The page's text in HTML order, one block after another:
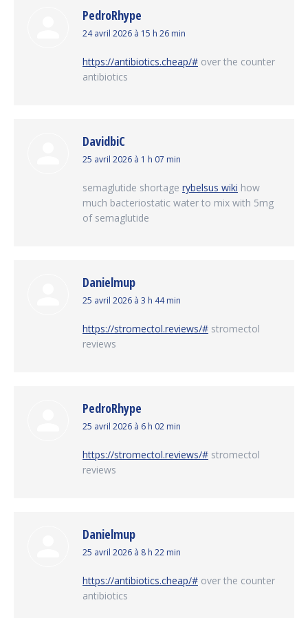
PedroRhype
dit
24 avril 2026 à 15 h 26 min
https://antibiotics.cheap/# over the counter
antibiotics
DavidbiC
dit
25 avril 2026 à 1 h 07 min
semaglutide shortage rybelsus wiki how
much bacteriostatic water to mix with 5mg
of semaglutide
Danielmup
dit
25 avril 2026 à 3 h 44 min
https://stromectol.reviews/# stromectol
reviews
PedroRhype
dit
25 avril 2026 à 6 h 02 min
https://stromectol.reviews/# stromectol
reviews
Danielmup
dit
25 avril 2026 à 8 h 22 min
https://antibiotics.cheap/# over the counter
antibiotics